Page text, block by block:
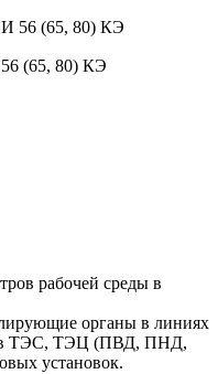
(65, 80) КЭ
рабочей среды в
органы в линиях
ТЭС, ТЭЦ (ПВД, ПНД,
установок.